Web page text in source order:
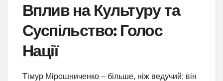
Вплив на Культуру та
Суспільство: Голос
Нації
Тімур Мірошниченко – більше, ніж ведучий; він